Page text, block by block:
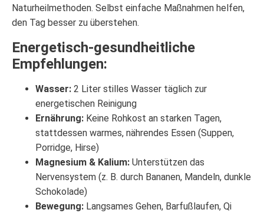
Naturheilmethoden. Selbst einfache Maßnahmen helfen,
den Tag besser zu überstehen.
Energetisch-gesundheitliche
Empfehlungen:
Wasser: 2 Liter stilles Wasser täglich zur
energetischen Reinigung
Ernährung: Keine Rohkost an starken Tagen,
stattdessen warmes, nährendes Essen (Suppen,
Porridge, Hirse)
Magnesium & Kalium: Unterstützen das
Nervensystem (z. B. durch Bananen, Mandeln, dunkle
Schokolade)
Bewegung: Langsames Gehen, Barfußlaufen, Qi